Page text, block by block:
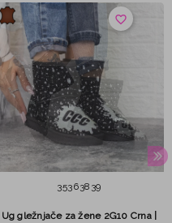
favorite_border
353638 39
Ug gležnjače za žene 2G10 Crna |